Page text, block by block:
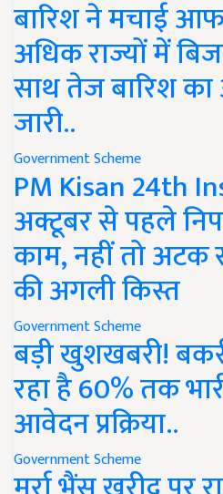
बारिश ने मचाई
अधिक राज्यों में
साथ तेज बारिश का
जारी..
Government Scheme
PM Kisan 24th
अक्टूबर से पहले
काम, नहीं तो अटक
की अगली किस्त
Government Scheme
बड़ी खुशखबरी!
रहा है 60% तक
आवेदन प्रक्रिया..
Government Scheme